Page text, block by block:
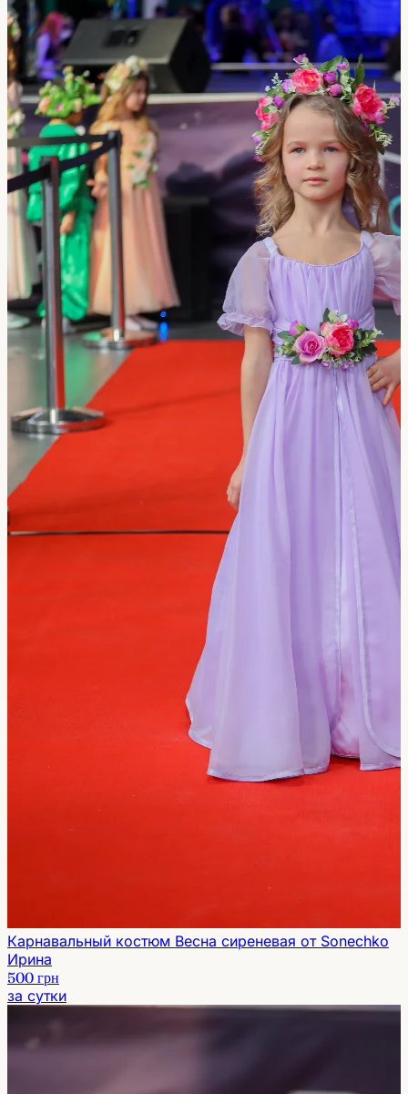
Карнавальный костюм Весна сиреневая от Sonechko
Ирина
500 грн
за сутки